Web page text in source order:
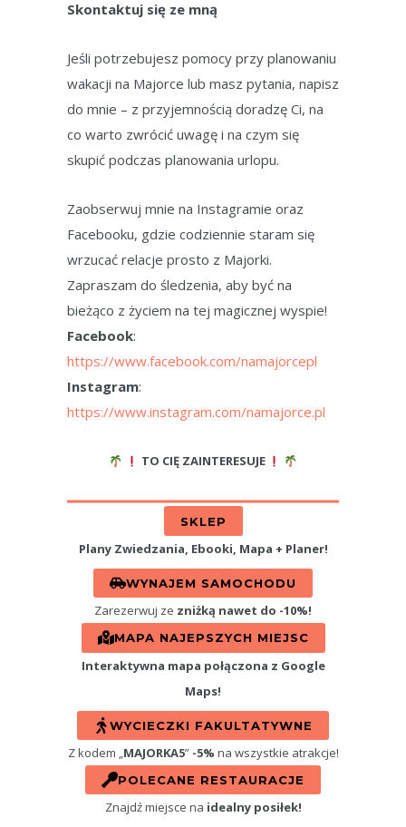
Skontaktuj się ze mną
Jeśli potrzebujesz pomocy przy planowaniu
wakacji na Majorce lub masz pytania, napisz
do mnie – z przyjemnością doradzę Ci, na
co warto zwrócić uwagę i na czym się
skupić podczas planowania urlopu.
Zaobserwuj mnie na Instagramie oraz
Facebooku, gdzie codziennie staram się
wrzucać relacje prosto z Majorki.
Zapraszam do śledzenia, aby być na
bieżąco z życiem na tej magicznej wyspie!
Facebook:
https://www.facebook.com/namajorcepl
Instagram:
https://www.instagram.com/namajorce.pl
TO CIĘ ZAINTERESUJE
SKLEP
Plany Zwiedzania, Ebooki, Mapa + Planer!
WYNAJEM SAMOCHODU
Zarezerwuj ze zniżką nawet do -10%!
MAPA NAJEPSZYCH MIEJSC
Interaktywna mapa połączona z Google
Maps!
WYCIECZKI FAKULTATYWNE
Z kodem „MAJORKA5” -5% na wszystkie atrakcje!
POLECANE RESTAURACJE
Znajdź miejsce na idealny posiłek!